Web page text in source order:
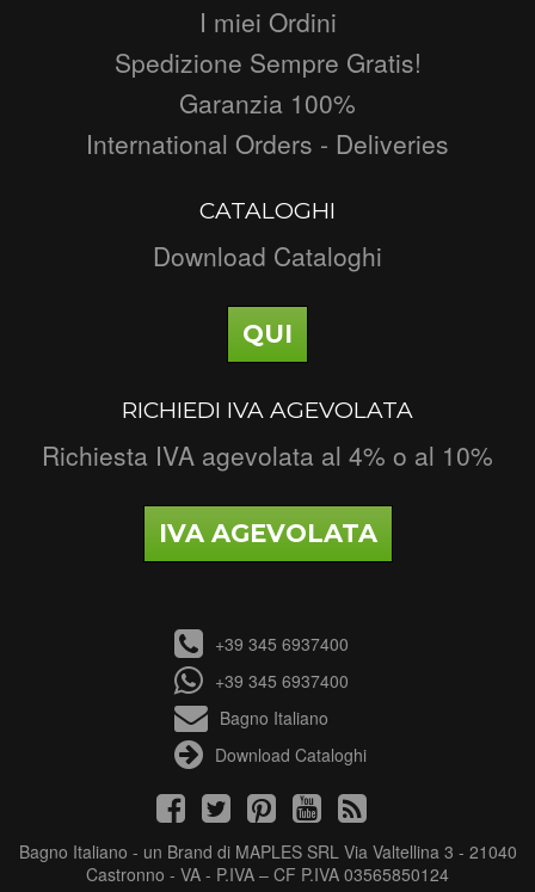
I miei Ordini
Spedizione Sempre Gratis!
Garanzia 100%
International Orders - Deliveries
CATALOGHI
Download Cataloghi
QUI
RICHIEDI IVA AGEVOLATA
Richiesta IVA agevolata al 4% o al 10%
IVA AGEVOLATA
+39 345 6937400
+39 345 6937400
Bagno Italiano
Download Cataloghi
Bagno Italiano - un Brand di MAPLES SRL Via Valtellina 3 - 21040
Castronno - VA - P.IVA – CF P.IVA 03565850124